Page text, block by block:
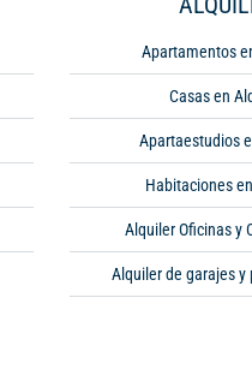
Apartamentos
Casas en
Apartaestudios
Habitaciones
Alquiler Oficinas y
Alquiler de garajes y